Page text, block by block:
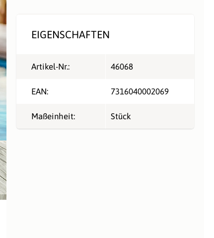
EIGENSCHAFTEN
Artikel-Nr.: 46068
EAN: 7316040002069
Maßeinheit: Stück